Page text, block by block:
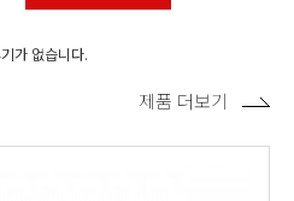
가 없습니다.
제품 더보기